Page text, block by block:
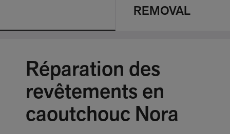
REMOVAL
Réparation des
revêtements en
caoutchouc Nora